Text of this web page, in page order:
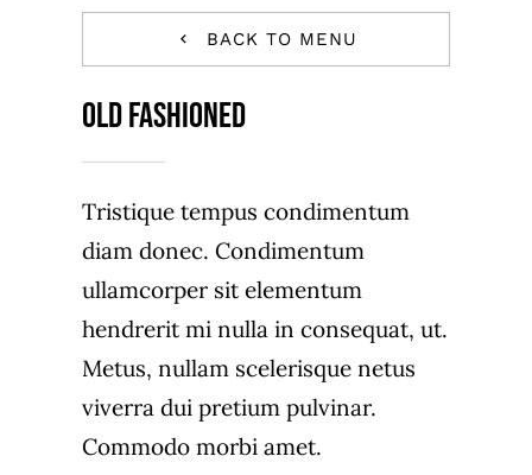
Facebook
BACK TO MENU
Old Fashioned
Tristique tempus condimentum
diam donec. Condimentum
ullamcorper sit elementum
hendrerit mi nulla in consequat, ut.
Metus, nullam scelerisque netus
viverra dui pretium pulvinar.
Commodo morbi amet.